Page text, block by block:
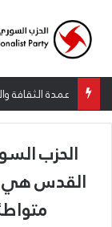
الحزب
القدس هي